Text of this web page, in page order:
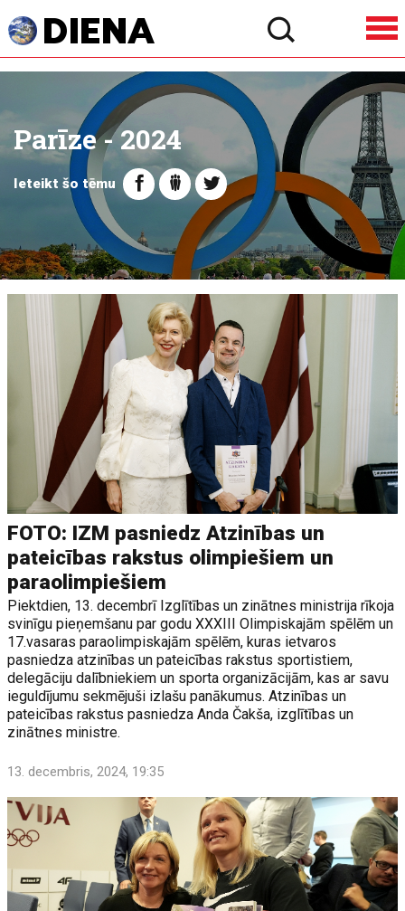
Parīze - 2024
Ieteikt šo tēmu
FOTO: IZM pasniedz Atzinības un
pateicības rakstus olimpiešiem un
paraolimpiešiem
Piektdien, 13. decembrī Izglītības un zinātnes ministrija rīkoja
svinīgu pieņemšanu par godu XXXIII Olimpiskajām spēlēm un
17.vasaras paraolimpiskajām spēlēm, kuras ietvaros
pasniedza atzinības un pateicības rakstus sportistiem,
delegāciju dalībniekiem un sporta organizācijām, kas ar savu
ieguldījumu sekmējuši izlašu panākumus. Atzinības un
pateicības rakstus pasniedza Anda Čakša, izglītības un
zinātnes ministre.
13. decembris, 2024, 19:35